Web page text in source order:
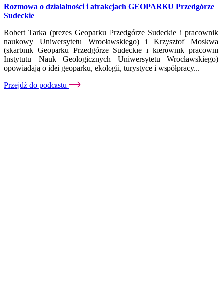
Rozmowa o działalności i atrakcjach GEOPARKU Przedgórze
Sudeckie
Robert Tarka (prezes Geoparku Przedgórze Sudeckie i pracownik
naukowy Uniwersytetu Wrocławskiego) i Krzysztof Moskwa
(skarbnik Geoparku Przedgórze Sudeckie i kierownik pracowni
Instytutu Nauk Geologicznych Uniwersytetu Wrocławskiego)
opowiadają o idei geoparku, ekologii, turystyce i współpracy...
Przejdź do podcastu